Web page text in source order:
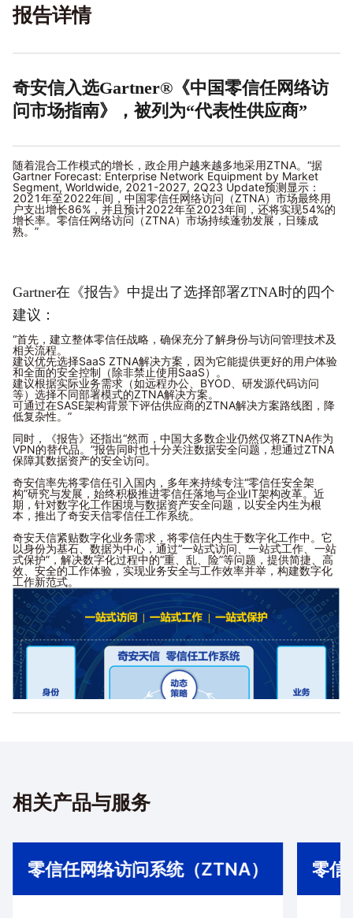
报告详情
奇安信入选Gartner®《中国零信任网络访
问市场指南》，被列为“代表性供应商”
随着混合工作模式的增长，政企用户越来越多地采用ZTNA。“据
Gartner Forecast: Enterprise Network Equipment by Market
Segment, Worldwide, 2021-2027, 2Q23 Update预测显示：
2021年至2022年间，中国零信任网络访问（ZTNA）市场最终用
户支出增长86%，并且预计2022年至2023年间，还将实现54%的
增长率。零信任网络访问（ZTNA）市场持续蓬勃发展，日臻成
熟。”
Gartner在《报告》中提出了选择部署ZTNA时的四个
建议：
“首先，建立整体零信任战略，确保充分了解身份与访问管理技术及
相关流程。
建议优先选择SaaS ZTNA解决方案，因为它能提供更好的用户体验
和全面的安全控制（除非禁止使用SaaS）。
建议根据实际业务需求（如远程办公、BYOD、研发源代码访问
等）选择不同部署模式的ZTNA解决方案。
可通过在SASE架构背景下评估供应商的ZTNA解决方案路线图，降
低复杂性。”
同时，《报告》还指出“然而，中国大多数企业仍然仅将ZTNA作为
VPN的替代品。”报告同时也十分关注数据安全问题，想通过ZTNA
保障其数据资产的安全访问。
奇安信率先将零信任引入国内，多年来持续专注“零信任安全架
构”研究与发展，始终积极推进零信任落地与企业IT架构改革。近
期，针对数字化工作困境与数据资产安全问题，以安全内生为根
本，推出了奇安天信零信任工作系统。
奇安天信紧贴数字化业务需求，将零信任内生于数字化工作中。它
以身份为基石、数据为中心，通过“一站式访问、一站式工作、一站
式保护”，解决数字化过程中的“重、乱、险”等问题，提供简捷、高
效、安全的工作体验，实现业务安全与工作效率并举，构建数字化
工作新范式。
奇安天信通过“可信访问、工作空间、业务保护、动
态策略”四大核心能力，将零信任融入数字化工作场
景之中，开启“全场景全终端可信接入、工作环境开
相关产品与服务
零信任网络访问系统（ZTNA） 零信